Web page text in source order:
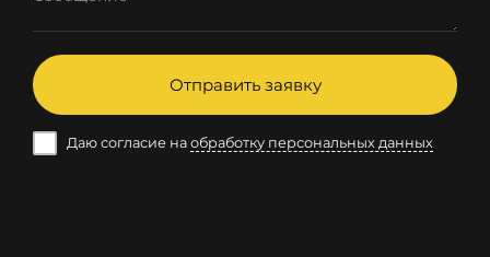
Отправить заявку
Даю согласие на обработку персональных данных